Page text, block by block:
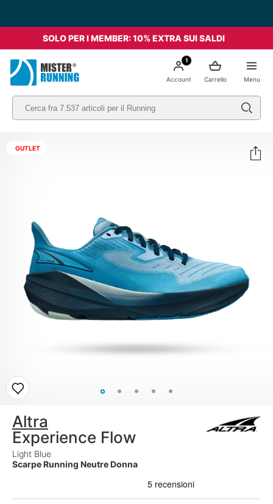
SOLO PER I MEMBER: 10% EXTRA SUI SALDI
Menu
Carrello
1
Account
OUTLET
Altra
Experience Flow
Light Blue
Scarpe Running Neutre Donna